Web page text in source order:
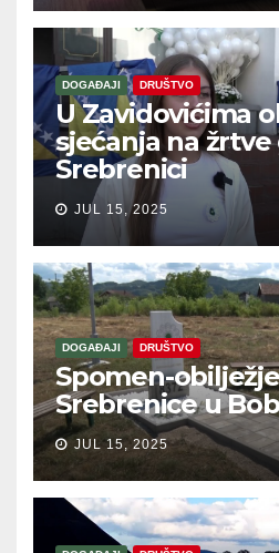
DOGAĐAJI DRUŠTVO
U Zavidovićima
sjećanja na
Srebrenici
JUL 15, 2025
DOGAĐAJI DRUŠTVO
Spomen-
Srebrenice u
JUL 15, 2025